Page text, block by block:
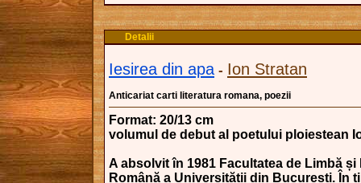
Detalii
Iesirea din apa- Ion Stratan
Anticariat carti literatura romana, poezii
Format: 20/13 cm
volumul de debut al poetului ploiestean
A absolvit în 1981 Facultatea de Limbă și
Română a Universității din București. În